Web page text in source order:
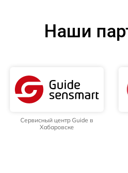
Наши
Сервисный центр Guide в
Хабаровске